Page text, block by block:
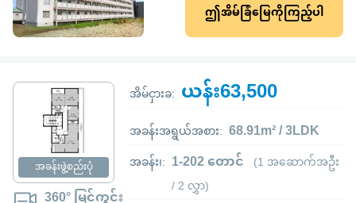
ဤအိမ်ခြံမြေကိုကြည့်ပါ
အခန်းဖွဲ့စည်းပုံ
အိမ်ငှားခ: ယန်း63,500
အခန်းအရွယ်အစား: 68.91m² / 3LDK
အခန်း၊: 1-202 တောင် (1 အဆောက်အဦး
/ 2 လွှာ)